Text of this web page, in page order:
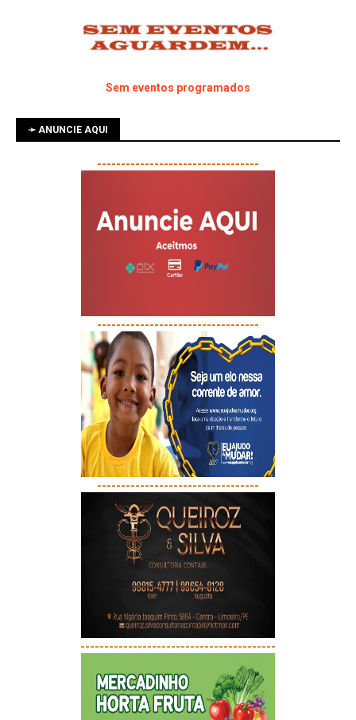
Sem eventos programados
➛ ANUNCIE AQUI
----------------------------------
----------------------------------
----------------------------------
-----------------------------------------